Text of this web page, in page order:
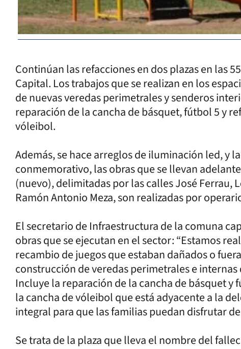
Continúan las refacciones en dos plazas en las
Capital. Los trabajos que se realizan en los
de nuevas veredas perimetrales y senderos
reparación de la cancha de básquet, fútbol 5 y
vóleibol.
Además, se hace arreglos de iluminación led, y
conmemorativo, las obras que se llevan
(nuevo), delimitadas por las calles José Ferrau,
Ramón Antonio Meza, son realizadas por
El secretario de Infraestructura de la comuna
obras que se ejecutan en el sector: “Estamos
recambio de juegos que estaban dañados o
construcción de veredas perimetrales e
Incluye la reparación de la cancha de básquet
la cancha de vóleibol que está adyacente a la
integral para que las familias puedan disfrutar de
Se trata de la plaza que lleva el nombre del